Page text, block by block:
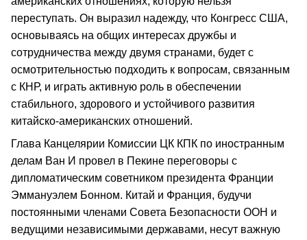
переступать. Он выразил надежду, что Конгресс США,
основываясь на общих интересах дружбы и
сотрудничества между двумя странами, будет с
осмотрительностью подходить к вопросам, связанным
с КНР, и играть активную роль в обеспечении
стабильного, здорового и устойчивого развития
китайско-американских отношений.
Глава Канцелярии Комиссии ЦК КПК по иностранным
делам Ван И провел в Пекине переговоры с
дипломатическим советником президента Франции
Эммануэлем Бонном. Китай и Франция, будучи
постоянными членами Совета Безопасности ООН и
ведущими независимыми державами, несут важную